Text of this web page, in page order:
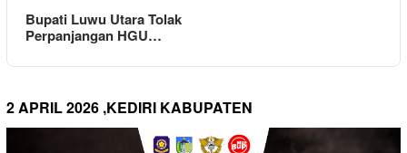
Bupati Luwu Utara Tolak
Perpanjangan HGU…
2 APRIL 2026 ,KEDIRI KABUPATEN